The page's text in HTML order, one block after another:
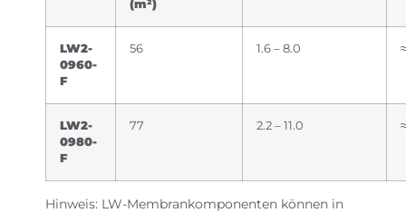
(m²)
LW2-
0960-
F
56 1.6 – 8.0
LW2-
0980-
F
77 2.2 – 11.0
Hinweis: LW-Membrankomponenten können in